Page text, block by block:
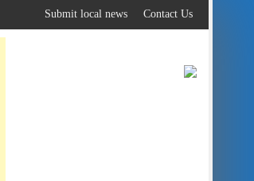
to
content
Contact Us
Submit local news